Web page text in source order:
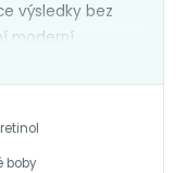
výsledky bez
moderní
retinal
liposomálnímu
boby